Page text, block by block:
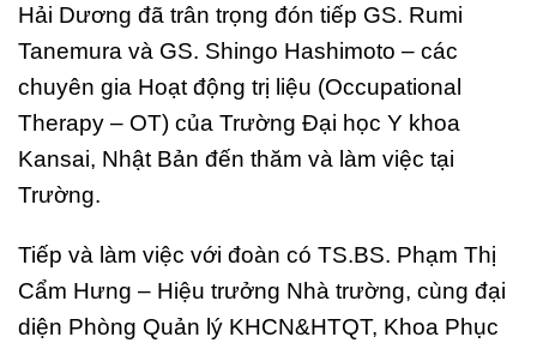
Hải Dương đã trân trọng đón tiếp GS. Rumi
Tanemura và GS. Shingo Hashimoto – các
chuyên gia Hoạt động trị liệu (Occupational
Therapy – OT) của Trường Đại học Y khoa
Kansai, Nhật Bản đến thăm và làm việc tại
Trường.
Tiếp và làm việc với đoàn có TS.BS. Phạm Thị
Cẩm Hưng – Hiệu trưởng Nhà trường, cùng đại
diện Phòng Quản lý KHCN&HTQT, Khoa Phục